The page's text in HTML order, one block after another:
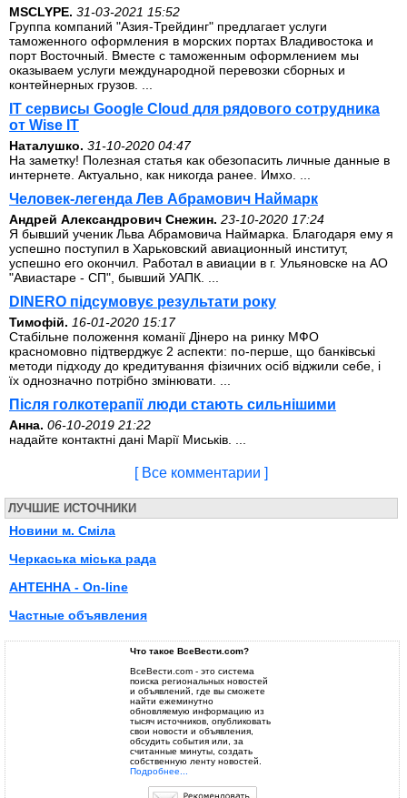
MSCLYPE. 31-03-2021 15:52
Группа компаний "Азия-Трейдинг" предлагает услуги
таможенного оформления в морских портах Владивостока и
порт Восточный. Вместе с таможенным оформлением мы
оказываем услуги международной перевозки сборных и
контейнерных грузов. ...
IT сервисы Google Cloud для рядового сотрудника
от Wise IT
Наталушко. 31-10-2020 04:47
На заметку! Полезная статья как обезопасить личные данные в
интернете. Актуально, как никогда ранее. Имхо. ...
Человек-легенда Лев Абрамович Наймарк
Андрей Александрович Снежин. 23-10-2020 17:24
Я бывший ученик Льва Абрамовича Наймарка. Благодаря ему я
успешно поступил в Харьковский авиационный институт,
успешно его окончил. Работал в авиации в г. Ульяновске на АО
"Авиастаре - СП", бывший УАПК. ...
DINERO підсумовує результати року
Тимофій. 16-01-2020 15:17
Стабільне положення команії Дінеро на ринку МФО
красномовно підтверджує 2 аспекти: по-перше, що банківські
методи підходу до кредитування фізичних осіб віджили себе, і
їх однозначно потрібно змінювати. ...
Після голкотерапії люди стають сильнішими
Анна. 06-10-2019 21:22
надайте контактні дані Марії Миськів. ...
[ Все комментарии ]
ЛУЧШИЕ ИСТОЧНИКИ
Новини м. Сміла
Черкаська міська рада
АНТЕННА - On-line
Частные объявления
Что такое ВсеВести.com?
ВсеВести.com - это система
поиска региональных новостей
и объявлений, где вы сможете
найти ежеминутно
обновляемую информацию из
тысяч источников, опубликовать
свои новости и объявления,
обсудить события или, за
считанные минуты, создать
собственную ленту новостей.
Подробнее...